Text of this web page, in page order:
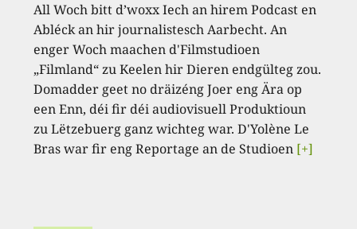
All Woch bitt d’woxx Iech an hirem Podcast en
Abléck an hir journalistesch Aarbecht. An
enger Woch maachen d'Filmstudioen
„Filmland“ zu Keelen hir Dieren endgülteg zou.
Domadder geet no dräizéng Joer eng Ära op
een Enn, déi fir déi audiovisuell Produktioun
zu Lëtzebuerg ganz wichteg war. D'Yolène Le
Bras war fir eng Reportage an de Studioen [+]